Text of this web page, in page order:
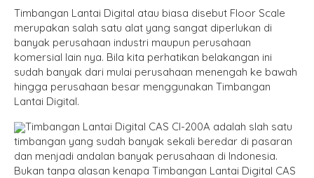
Timbangan Lantai Digital atau biasa disebut Floor Scale
merupakan salah satu alat yang sangat diperlukan di
banyak perusahaan industri maupun perusahaan
komersial lain nya. Bila kita perhatikan belakangan ini
sudah banyak dari mulai perusahaan menengah ke bawah
hingga perusahaan besar menggunakan Timbangan
Lantai Digital.
Timbangan Lantai Digital CAS CI-200A adalah slah satu
timbangan yang sudah banyak sekali beredar di pasaran
dan menjadi andalan banyak perusahaan di Indonesia.
Bukan tanpa alasan kenapa Timbangan Lantai Digital CAS